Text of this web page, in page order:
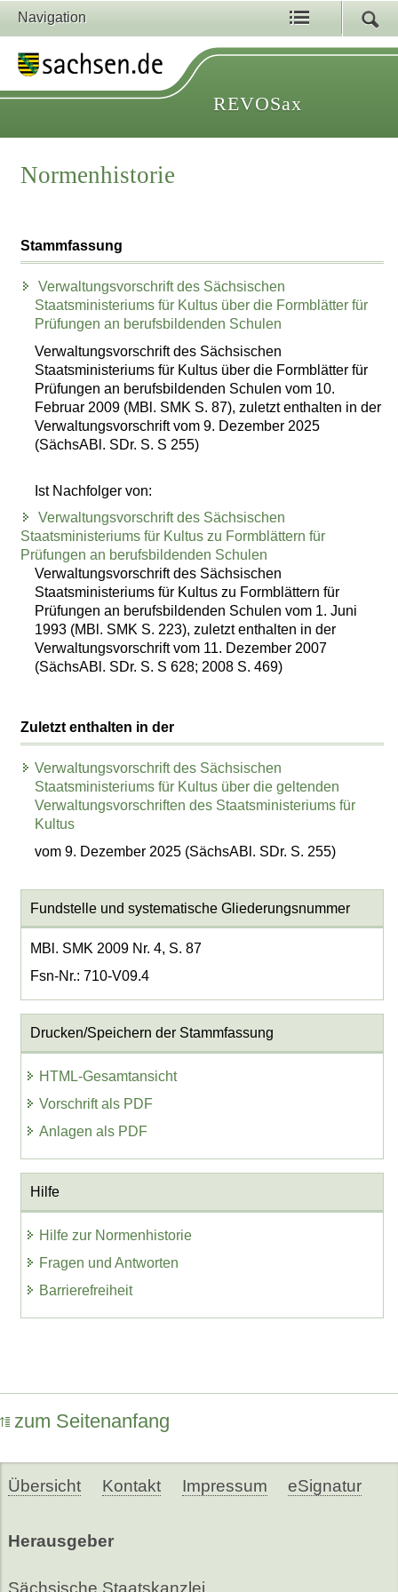
Navigation
REVOSax
Normenhistorie
Stammfassung
Verwaltungsvorschrift des Sächsischen
Staatsministeriums für Kultus über die Formblätter für
Prüfungen an berufsbildenden Schulen
Verwaltungsvorschrift des Sächsischen
Staatsministeriums für Kultus über die Formblätter für
Prüfungen an berufsbildenden Schulen vom 10.
Februar 2009 (MBl. SMK S. 87), zuletzt enthalten in der
Verwaltungsvorschrift vom 9. Dezember 2025
(SächsABl. SDr. S. S 255)
Ist Nachfolger von:
Verwaltungsvorschrift des Sächsischen
Staatsministeriums für Kultus zu Formblättern für
Prüfungen an berufsbildenden Schulen
Verwaltungsvorschrift des Sächsischen
Staatsministeriums für Kultus zu Formblättern für
Prüfungen an berufsbildenden Schulen vom 1. Juni
1993 (MBl. SMK S. 223), zuletzt enthalten in der
Verwaltungsvorschrift vom 11. Dezember 2007
(SächsABl. SDr. S. S 628; 2008 S. 469)
Zuletzt enthalten in der
Verwaltungsvorschrift des Sächsischen
Staatsministeriums für Kultus über die geltenden
Verwaltungsvorschriften des Staatsministeriums für
Kultus
vom 9. Dezember 2025 (SächsABl. SDr. S. 255)
Fundstelle und systematische Gliederungsnummer
MBl. SMK 2009 Nr. 4, S. 87
Fsn-Nr.: 710-V09.4
Drucken/Speichern der Stammfassung
HTML-Gesamtansicht
Vorschrift als PDF
Anlagen als PDF
Hilfe
Hilfe zur Normenhistorie
Fragen und Antworten
Barrierefreiheit
zum Seitenanfang
Übersicht Kontakt Impressum eSignatur
Herausgeber